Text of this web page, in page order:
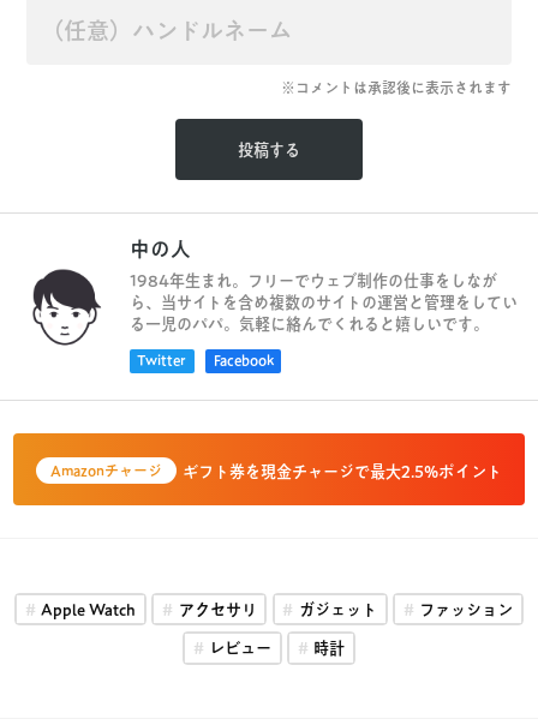
※コメントは承認後に表示されます
中の人
1984年生まれ。フリーでウェブ制作の仕事をしなが
ら、当サイトを含め複数のサイトの運営と管理をしてい
る一児のパパ。気軽に絡んでくれると嬉しいです。
Twitter Facebook
Amazonチャージ ギフト券を現金チャージで最大2.5%ポイント
Apple Watch アクセサリ ガジェット ファッション
レビュー 時計